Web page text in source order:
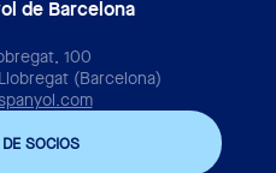
100
(Barcelona)
SOCIOS